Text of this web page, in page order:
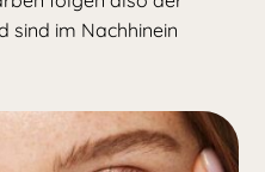
sind im Nachhinein